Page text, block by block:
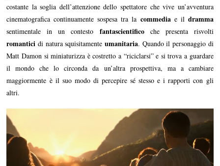
costante la soglia dell’attenzione dello spettatore che vive un’avventura
cinematografica continuamente sospesa tra la commediae il dramma
sentimentale in un contesto fantascientificoche presenta risvolti
romantici di natura squisitamente umanitaria. Quando il personaggio di
Matt Damon si miniaturizza è costretto a “riciclarsi” e si trova a guardare
il mondo che lo circonda da un’altra prospettiva, ma a cambiare
maggiormente è il suo modo di percepire sé stesso e i rapporti con gli
altri.